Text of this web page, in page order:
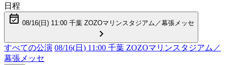
日程
event_available 08/16( 日 ) 11:00 千葉 ZOZOマリンスタジアム／幕張メッセ
chevron_right
すべての公演 08/16(日 ) 11:00 千葉 ZOZOマリンスタジアム／
幕張メッセ